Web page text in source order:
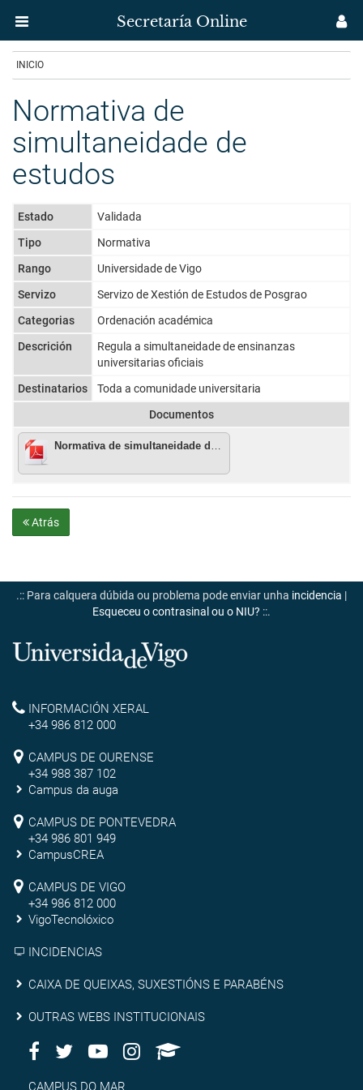
principal
Secretaría Online
Secretaría
Uvigo
INICIO
Normativa de
simultaneidade de
estudos
Estado
Validada
Tipo
Normativa
Rango
Universidade de Vigo
Servizo
Servizo de Xestión de Estudos de Posgrao
Categorias
Ordenación académica
Descrición
Regula a simultaneidade de ensinanzas
universitarias oficiais
Destinatarios
Toda a comunidade universitaria
Documentos
Normativa de simultaneidade de estudos
Atrás
.:: Para calquera dúbida ou problema pode enviar unha incidencia |
Esqueceu o contrasinal ou o NIU? ::.
Universidade
Vigo
Reitoría
INFORMACIÓN XERAL
+34 986 812 000
Campus
de
Ourense
CAMPUS DE OURENSE
+34 988 387 102
Campus da auga
Campus
de
Pontevedra
CAMPUS DE PONTEVEDRA
+34 986 801 949
CampusCREA
Campus
de
Vigo
CAMPUS DE VIGO
+34 986 812 000
VigoTecnolóxico
INCIDENCIAS
Caixa
de
queixas,
CAIXA DE QUEIXAS, SUXESTIÓNS E PARABÉNS
Outras
webs
OUTRAS WEBS INSTITUCIONAIS
Redes
Facebook
TwitterYoutubeInstagram
AppleU
CAMPUS DO MAR